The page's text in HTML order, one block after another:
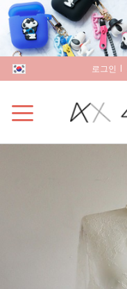
로그인